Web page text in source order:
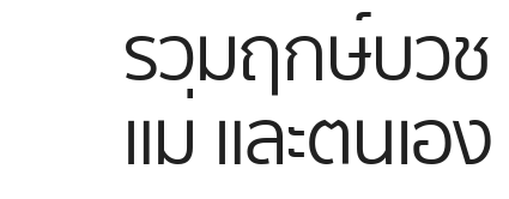
รวมฤกษ์บว
แม่ และตนเอง